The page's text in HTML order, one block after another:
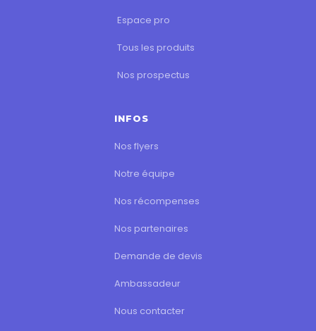
Espace pro
Tous les produits
Nos prospectus
INFOS
Nos flyers
Notre équipe
Nos récompenses
Nos partenaires
Demande de devis
Ambassadeur
Nous contacter